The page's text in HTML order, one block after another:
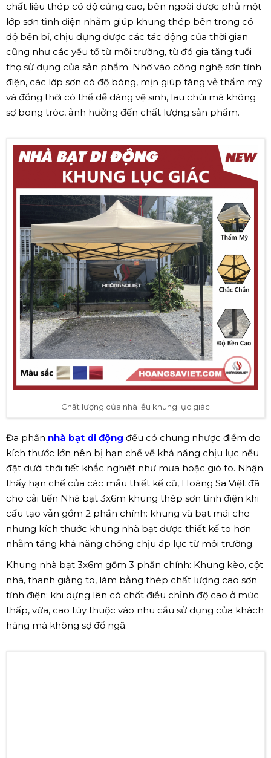
chất liệu thép có độ cứng cao, bên ngoài được phủ một
lớp sơn tĩnh điện nhằm giúp khung thép bên trong có
độ bền bỉ, chịu đựng được các tác động của thời gian
cũng như các yếu tố từ môi trường, từ đó gia tăng tuổi
thọ sử dụng của sản phẩm. Nhờ vào công nghệ sơn tĩnh
điện, các lớp sơn có độ bóng, mịn giúp tăng vẻ thẩm mỹ
và đồng thời có thể dễ dàng vệ sinh, lau chùi mà không
sợ bong tróc, ảnh hưởng đến chất lượng sản phẩm.
Chất lượng của nhà lều khung lục giác
Đa phần nhà bạt di động đều có chung nhược điểm do
kích thước lớn nên bị hạn chế về khả năng chịu lực nếu
đặt dưới thời tiết khắc nghiệt như mưa hoặc gió to. Nhận
thấy hạn chế của các mẫu thiết kế cũ, Hoàng Sa Việt đã
cho cải tiến Nhà bạt 3x6m khung thép sơn tĩnh điện khi
cấu tạo vẫn gồm 2 phần chính: khung và bạt mái che
nhưng kích thước khung nhà bạt được thiết kế to hơn
nhằm tăng khả năng chống chịu áp lực từ môi trường.
Khung nhà bạt 3x6m gồm 3 phần chính: Khung kèo, cột
nhà, thanh giằng to, làm bằng thép chất lượng cao sơn
tĩnh điện; khi dựng lên có chốt điều chỉnh độ cao ở mức
thấp, vừa, cao tùy thuộc vào nhu cầu sử dụng của khách
hàng mà không sợ đổ ngã.